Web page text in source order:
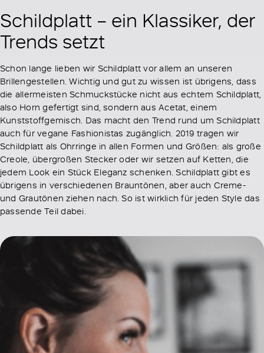
Schildplatt – ein Klassiker, der
Trends setzt
Schon lange lieben wir Schildplatt vor allem an unseren
Brillengestellen. Wichtig und gut zu wissen ist übrigens, dass
die allermeisten Schmuckstücke nicht aus echtem Schildplatt,
also Horn gefertigt sind, sondern aus Acetat, einem
Kunststoffgemisch. Das macht den Trend rund um Schildplatt
auch für vegane Fashionistas zugänglich. 2019 tragen wir
Schildplatt als Ohrringe in allen Formen und Größen: als große
Creole, übergroßen Stecker oder wir setzen auf Ketten, die
jedem Look ein Stück Eleganz schenken. Schildplatt gibt es
übrigens in verschiedenen Brauntönen, aber auch Creme-
und Grautönen ziehen nach. So ist wirklich für jeden Style das
passende Teil dabei.